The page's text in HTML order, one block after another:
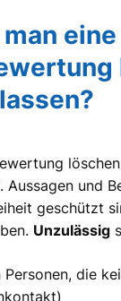
lassen?
Aussagen und
geschützt
Unzulässig
die